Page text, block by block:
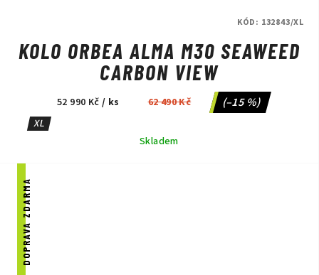
KOLO ORBEA ALMA M30 SEAWEED
CARBON VIEW
52 990 Kč / ks 62 490 Kč (–15 %)
XL
Skladem
KÓD: 132843/XL
DOPRAVA ZDARMA